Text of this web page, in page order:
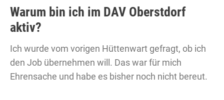
Warum bin ich im DAV Oberstdorf
aktiv?
Ich wurde vom vorigen Hüttenwart gefragt, ob ich
den Job übernehmen will. Das war für mich
Ehrensache und habe es bisher noch nicht bereut.